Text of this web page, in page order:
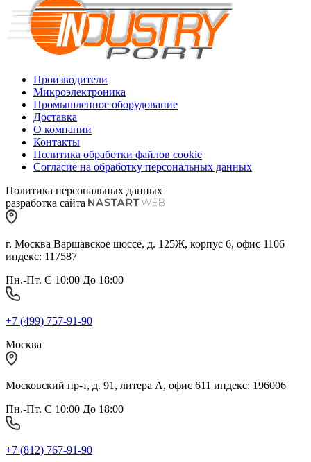
Производители
Микроэлектроника
Промышленное оборудование
Доставка
О компании
Контакты
Политика обработки файлов cookie
Согласие на обработку персональных данных
Политика персональных данных
разработка сайта
г. Москва Варшавское шоссе, д. 125Ж, корпус 6, офис 1106
индекс: 117587
Пн.-Пт. С 10:00 До 18:00
+7 (499) 757-91-90
Москва
Московский пр-т, д. 91, литера А, офис 611 индекс: 196006
Пн.-Пт. С 10:00 До 18:00
+7 (812) 767-91-90